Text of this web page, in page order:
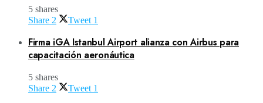
5 shares
Share 2 Tweet 1
Firma iGA Istanbul Airport alianza con Airbus para
capacitación aeronáutica
5 shares
Share 2 Tweet 1